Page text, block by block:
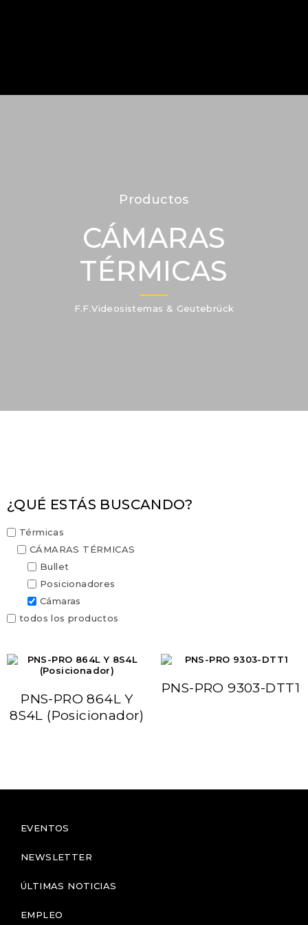
Productos
CÁMARAS
TÉRMICAS
F.F.Videosistemas & Geutebrück
¿QUÉ ESTÁS BUSCANDO?
Térmicas
CÁMARAS TÉRMICAS
Bullet
Posicionadores
Cámaras
todos los productos
PNS-PRO 864L Y
8S4L (Posicionador)
PNS-PRO 9303-DTT1
EVENTOS
NEWSLETTER
ÚLTIMAS NOTICIAS
EMPLEO